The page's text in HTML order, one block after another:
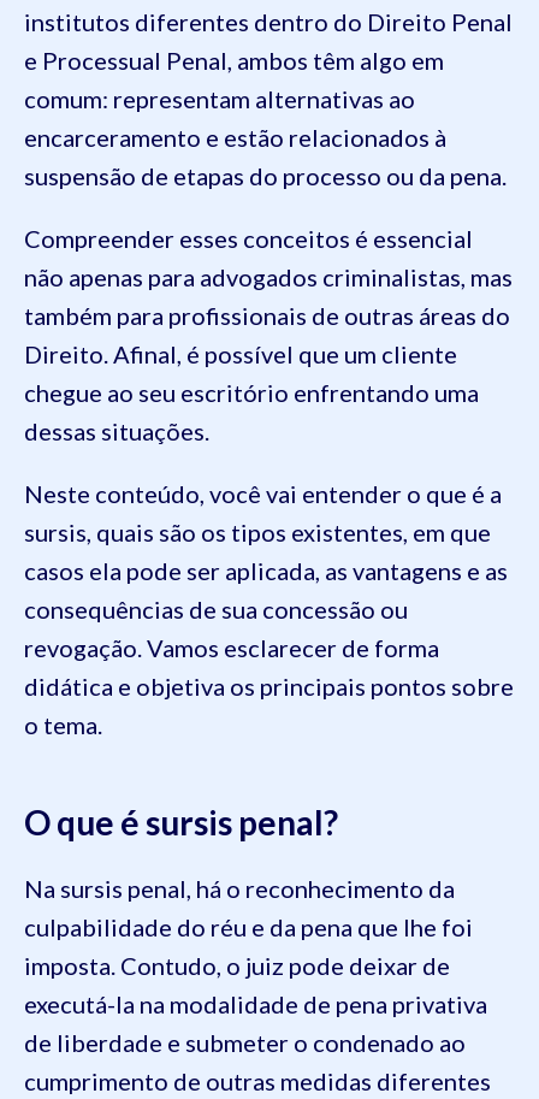
institutos diferentes dentro do Direito Penal
e Processual Penal, ambos têm algo em
comum: representam alternativas ao
encarceramento e estão relacionados à
suspensão de etapas do processo ou da pena.
Compreender esses conceitos é essencial
não apenas para advogados criminalistas, mas
também para profissionais de outras áreas do
Direito. Afinal, é possível que um cliente
chegue ao seu escritório enfrentando uma
dessas situações.
Neste conteúdo, você vai entender o que é a
sursis, quais são os tipos existentes, em que
casos ela pode ser aplicada, as vantagens e as
consequências de sua concessão ou
revogação. Vamos esclarecer de forma
didática e objetiva os principais pontos sobre
o tema.
O que é sursis penal?
Na sursis penal, há o reconhecimento da
culpabilidade do réu e da pena que lhe foi
imposta. Contudo, o juiz pode deixar de
executá-la na modalidade de pena privativa
de liberdade e submeter o condenado ao
cumprimento de outras medidas diferentes